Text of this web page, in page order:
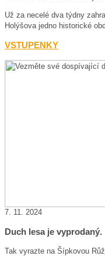
Už za necelé dva týdny
Holýšova jedno historické
VSTUPENKY
7. 11. 2024
Duch lesa je vyprodaný.
Tak vyrazte na Šípkovou